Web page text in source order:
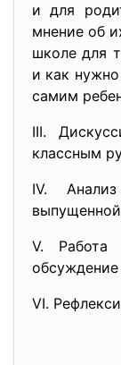
и для
мнение об
школе для
и как
самим
III.
классным
IV.
V. Работа
обсуждение
VI.